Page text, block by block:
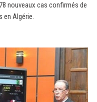
nouveaux cas confirmés de
en Algérie.